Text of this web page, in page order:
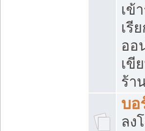
เข้
เรี
ออ
เขี
ร้า
บอ
ลง